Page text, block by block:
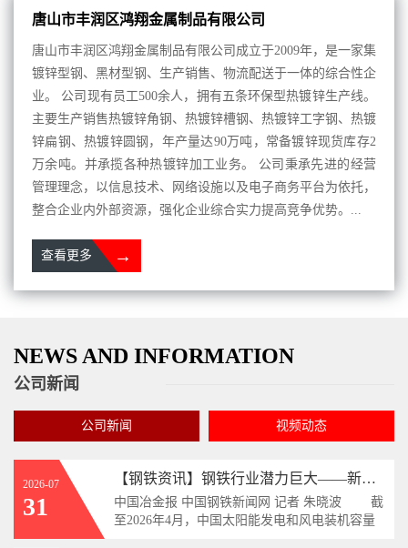
唐山市丰润区鸿翔金属制品有限公司
唐山市丰润区鸿翔金属制品有限公司成立于2009年，是一家集
镀锌型钢、黑材型钢、生产销售、物流配送于一体的综合性企
业。 公司现有员工500余人，拥有五条环保型热镀锌生产线。
主要生产销售热镀锌角钢、热镀锌槽钢、热镀锌工字钢、热镀
锌扁钢、热镀锌圆钢，年产量达90万吨，常备镀锌现货库存2
万余吨。并承揽各种热镀锌加工业务。 公司秉承先进的经营
管理理念，以信息技术、网络设施以及电子商务平台为依托，
整合企业内外部资源，强化企业综合实力提高竞争优势。...
→
查看更多
NEWS AND INFORMATION
公司新闻
公司新闻 视频动态
2026-07
31
【钢铁资讯】钢铁行业潜力巨大——新能源就近消纳：从政策导向迈向商业化规模落地
中国冶金报 中国钢铁新闻网 记者 朱晓波 截
至2026年4月，中国太阳能发电和风电装机容量